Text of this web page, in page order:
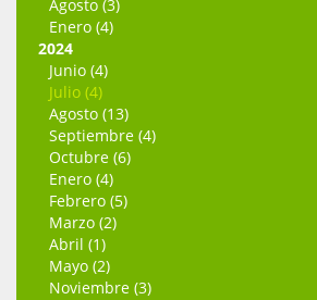
Agosto (3)
Enero (4)
2024
Junio (4)
Julio (4)
Agosto (13)
Septiembre (4)
Octubre (6)
Enero (4)
Febrero (5)
Marzo (2)
Abril (1)
Mayo (2)
Noviembre (3)